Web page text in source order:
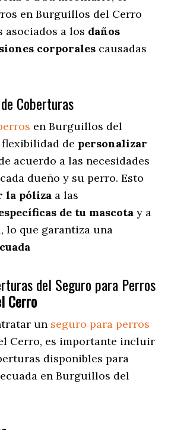
en Burguillos del Cerro
asociados a los daños
corporales causadas
Coberturas
en Burguillos del
de personalizar
acuerdo a las necesidades
dueño y su perro. Esto
la póliza a las
de tu mascota y a
lo que garantiza una
del Seguro para Perros
Cerro
un seguro para perros
Cerro, es importante incluir
disponibles para
en Burguillos del